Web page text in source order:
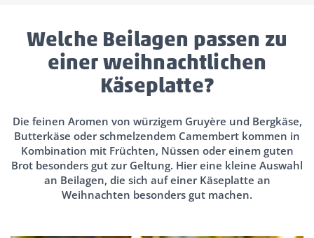
Welche Beilagen passen zu
einer weihnachtlichen
Käseplatte?
Die feinen Aromen von würzigem Gruyère und Bergkäse,
Butterkäse oder schmelzendem Camembert kommen in
Kombination mit Früchten, Nüssen oder einem guten
Brot besonders gut zur Geltung. Hier eine kleine Auswahl
an Beilagen, die sich auf einer Käseplatte an
Weihnachten besonders gut machen.